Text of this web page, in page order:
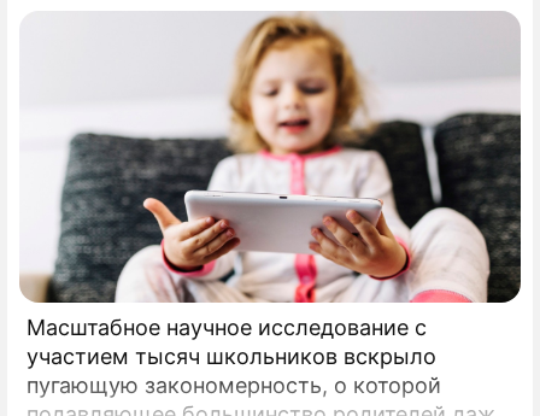
Масштабное научное исследование с
участием тысяч школьников вскрыло
пугающую закономерность, о которой